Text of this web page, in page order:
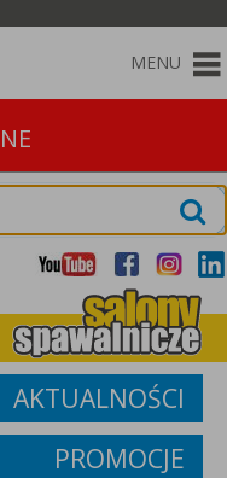
MENU
AKTUALNOŚCI
PROMOCJE